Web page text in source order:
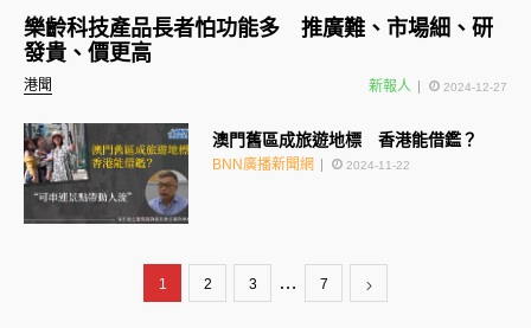
港聞
樂齡科技產品長者怕功能多 推廣難、市場細、研
發貴、價更高
新報人 2024-12-27
澳門舊區成旅遊地標 香港能借鑑？
BNN廣播新聞網 2024-11-22
1 2 3 … 7